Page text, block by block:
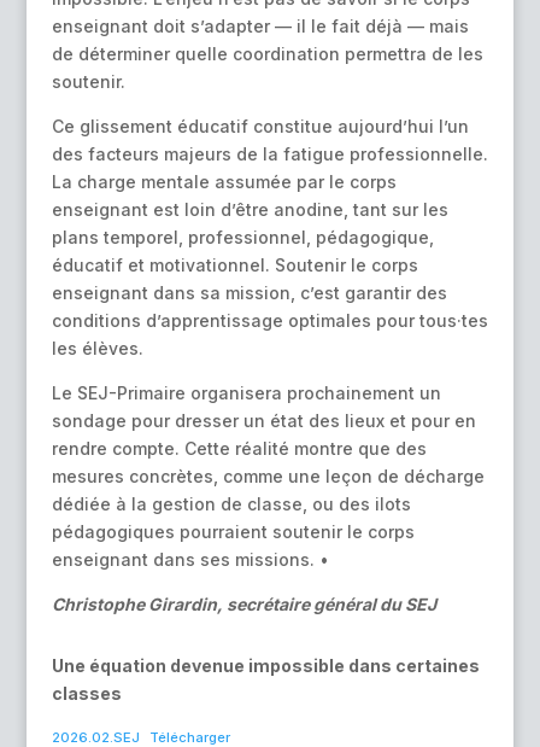
enseignant doit s’adapter — il le fait déjà — mais
de déterminer quelle coordination permettra de les
soutenir.
Ce glissement éducatif constitue aujourd’hui l’un
des facteurs majeurs de la fatigue professionnelle.
La charge mentale assumée par le corps
enseignant est loin d’être anodine, tant sur les
plans temporel, professionnel, pédagogique,
éducatif et motivationnel. Soutenir le corps
enseignant dans sa mission, c’est garantir des
conditions d’apprentissage optimales pour tous·tes
les élèves.
Le SEJ-Primaire organisera prochainement un
sondage pour dresser un état des lieux et pour en
rendre compte. Cette réalité montre que des
mesures concrètes, comme une leçon de décharge
dédiée à la gestion de classe, ou des ilots
pédagogiques pourraient soutenir le corps
enseignant dans ses missions. •
Christophe Girardin, secrétaire général du SEJ
Une équation devenue impossible dans certaines
classes
2026.02.SEJ Télécharger